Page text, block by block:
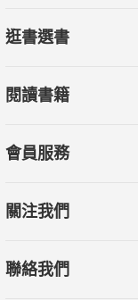
逛書選書
閱讀書籍
會員服務
關注我們
聯絡我們